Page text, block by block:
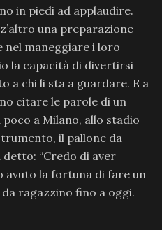
in piedi ad applaudire.
una preparazione
nel maneggiare i loro
la capacità di divertirsi
a chi li sta a guardare. E a
citare le parole di un
a Milano, allo stadio
il pallone da
detto: “Credo di aver
la fortuna di fare un
ragazzino fino a oggi.